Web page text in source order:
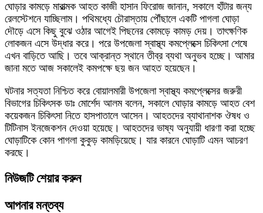
ঘোড়ার কামড়ে মারাত্মক আহত কাজী হাসান ফিরোজ জানান, সকালে হাঁটার জন্য
রেলস্টেশনে যাচ্ছিলাম। পথিমধ্যে চৌরাস্তায় পৌঁছালে একটি পাগলা ঘোড়া
দৌড়ে এসে কিছু বুঝে ওঠার আগেই পিছনের কোমড়ে কামড় দেয়। তাৎক্ষণিক
লোকজন এসে উদ্ধার করে। পরে উপজেলা স্বাস্থ্য কমপ্লেক্সে চিকিৎসা শেষে
এখন বাড়িতে আছি। তবে আক্রান্ত স্থানে তীব্র ব্যথা অনুভব হচ্ছে। আমার
জানা মতে আজ সকালেই কমপক্ষে ছয় জন আহত হয়েছেন।
ঘটনার সত্যতা নিশ্চিত করে বোয়ালমারী উপজেলা স্বাস্থ্য কমপ্লেক্সের জরুরী
বিভাগের চিকিৎসক ডাঃ মোর্শেদ আলম বলেন, সকালে ঘোড়ার কামড়ে আহত বেশ
কয়েকজন চিকিৎসা নিতে হাসপাতালে আসেন। আহতদের ব্যাথানাশক ঔষধ ও
টিটিনাস ইনজেকশন দেওয়া হয়েছে। আহতদের ভাষ্য অনুযায়ী ধারণা করা হচ্ছে
ঘোড়াটিকে কোন পাগলা কুকুড় কামড়িয়েছে। যার কারনে ঘোড়াটি এমন আচরণ
করছে।
নিউজটি শেয়ার করুন
আপনার মন্তব্য